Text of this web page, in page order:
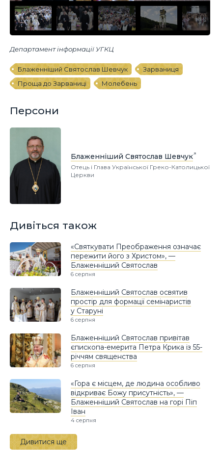
Департамент інформації УГКЦ
Блаженніший Святослав Шевчук
Зарваниця
Проща до Зарваниці
Молебень
Персони
Блаженніший Святослав Шевчук
Отець і Глава Української Греко-Католицької
Церкви
Дивіться також
«Святкувати Преображення означає
пережити його з Христом», —
Блаженніший Святослав
6 серпня
Блаженніший Святослав освятив
простір для формації семінаристів
у Старуні
6 серпня
Блаженніший Святослав привітав
єпископа-емерита Петра Крика із 55-
річчям священства
6 серпня
«Гора є місцем, де людина особливо
відкриває Божу присутність», —
Блаженніший Святослав на горі Піп
Іван
4 серпня
Дивитися ще